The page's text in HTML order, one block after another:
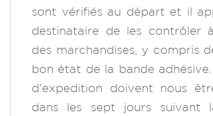
sont vérifiés au départ et il
destinataire de les contrôler
des marchandises, y compris
bon état de la bande
d'expedition doivent nous
dans les sept jours suivant